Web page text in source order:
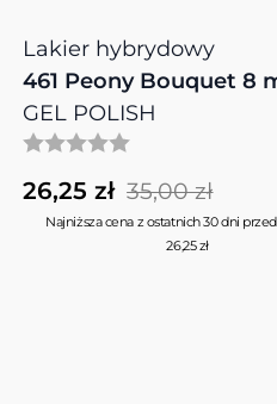
Lakier hybrydowy
461 Peony Bouquet 8
GEL POLISH
26,25 zł 35,00 zł
Najniższa cena z ostatnich 30 dni
26,25 zł